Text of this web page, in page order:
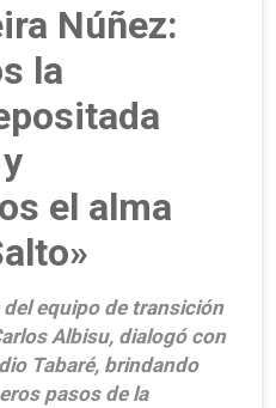
Núñez:
la
el alma
equipo de transición
Albisu, dialogó con
Tabaré, brindando
pasos de la